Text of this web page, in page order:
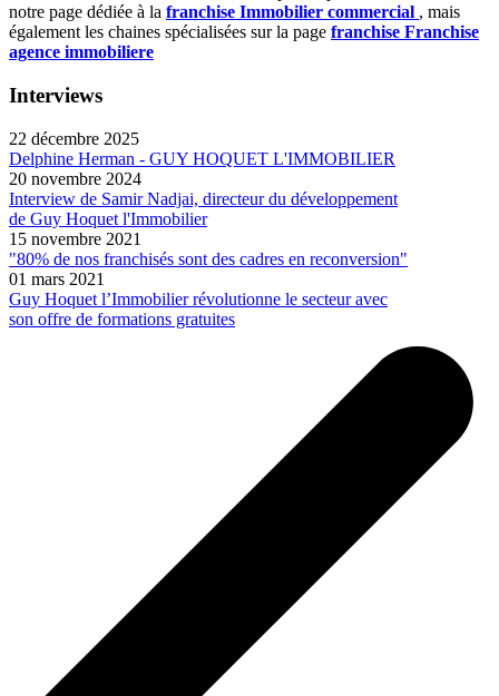
notre page dédiée à la franchise Immobilier commercial , mais
également les chaines spécialisées sur la page franchise Franchise
agence immobiliere
Interviews
22 décembre 2025
Delphine Herman - GUY HOQUET L'IMMOBILIER
20 novembre 2024
Interview de Samir Nadjai, directeur du développement
de Guy Hoquet l'Immobilier
15 novembre 2021
"80% de nos franchisés sont des cadres en reconversion"
01 mars 2021
Guy Hoquet l’Immobilier révolutionne le secteur avec
son offre de formations gratuites